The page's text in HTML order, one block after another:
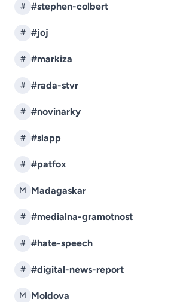
# #stephen-colbert
# #joj
# #markiza
# #rada-stvr
# #novinarky
# #slapp
# #patfox
M Madagaskar
# #medialna-gramotnost
# #hate-speech
# #digital-news-report
M Moldova